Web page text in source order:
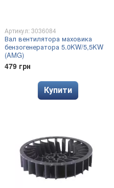
Артикул: 3036084
Вал вентилятора маховика
бензогенератора 5.0KW/5,5KW
(AMG)
479 грн
Купити